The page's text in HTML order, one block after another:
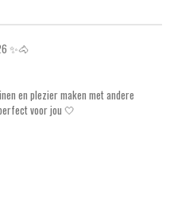
✨🐴
en plezier maken met andere
voor jou 🤍